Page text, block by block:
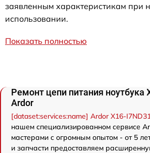
заявленным характеристикам при
использовании.
Показать полностью
Ремонт цепи питания ноутбука
Ardor
[dataset:services:name] Ardor X16-
нашем специализированном сервисе
мастерами с огромным опытом - от 5
и запчасти предоставляем